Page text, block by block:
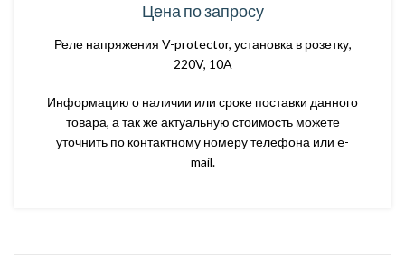
Цена по запросу
Реле напряжения V-protector, установка в розетку,
220V, 10A
Информацию о наличии или сроке поставки данного
товара, а так же актуальную стоимость можете
уточнить по контактному номеру телефона или e-
mail.